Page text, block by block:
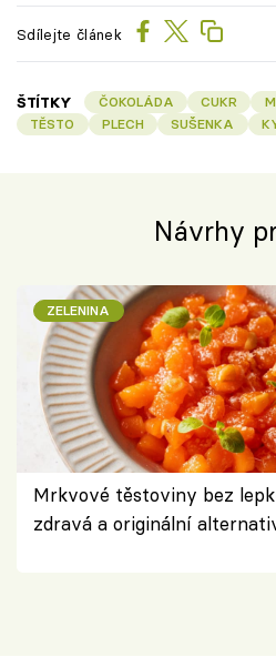
Sdílejte článek
ŠTÍTKY ČOKOLÁDA CUKR
TĚSTO
PLECH SUŠENKA
Návrhy
ZELENINA
Mrkvové těstoviny bez
zdravá a originální